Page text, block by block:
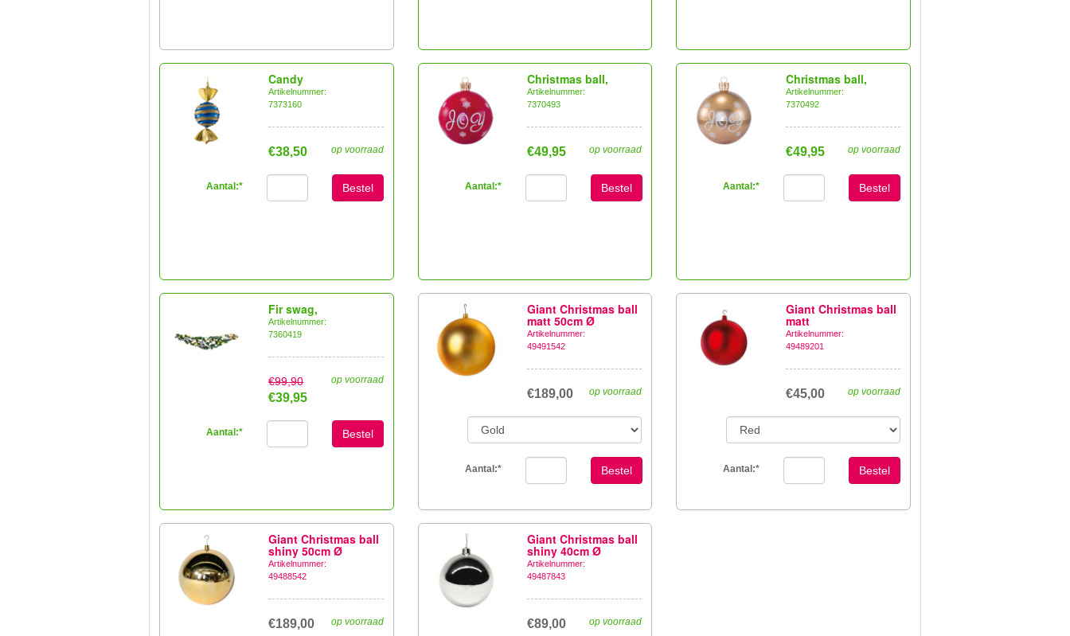
Candy
Artikelnummer:
7373160
op voorraad
€38,50
Aantal:* Bestel
Christmas ball,
Artikelnummer:
7370493
op voorraad
€49,95
Aantal:* Bestel
Christmas ball,
Artikelnummer:
7370492
op voorraad
€49,95
Aantal:* Bestel
Fir swag,
Artikelnummer:
7360419
op voorraad
€99,90
€39,95
Aantal:* Bestel
Giant Christmas ball
matt 50cm Ø
Artikelnummer:
49491542
op voorraad
€189,00
Aantal:* Bestel
Giant Christmas ball
matt
Artikelnummer:
49489201
op voorraad
€45,00
Aantal:* Bestel
Giant Christmas ball
shiny 50cm Ø
Artikelnummer:
49488542
op voorraad
€189,00
Giant Christmas ball
shiny 40cm Ø
Artikelnummer:
49487843
op voorraad
€89,00